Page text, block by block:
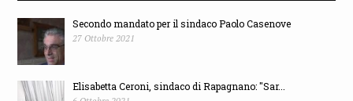
Secondo mandato per il sindaco Paolo Casenove
27 Ottobre 2021
Elisabetta Ceroni, sindaco di Rapagnano: "Sar...